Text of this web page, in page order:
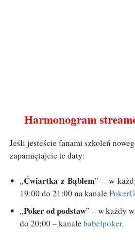
Harmonogram
Jeśli jesteście fanami szkoleń
zapamiętajcie te daty:
„Ćwiartka z Bąblem” – w
19:00 do 21:00 na kanale
„Poker od podstaw” – w każdy
do 20:00 – kanale babelpoker.